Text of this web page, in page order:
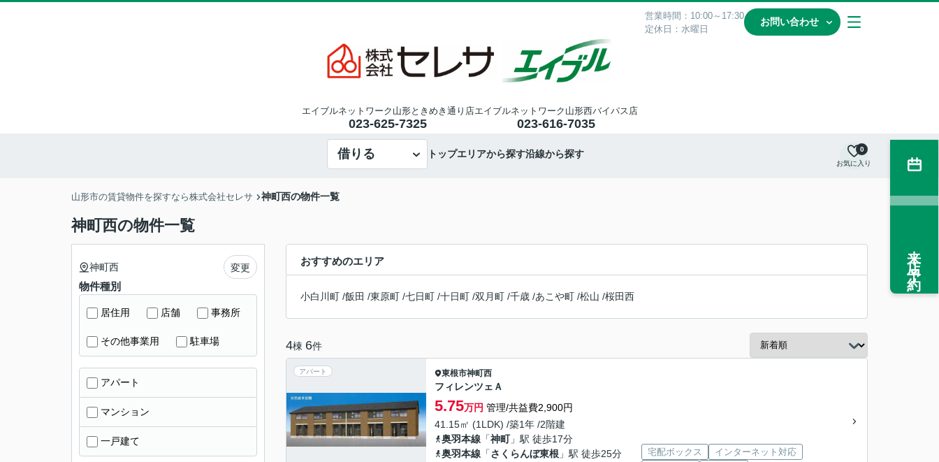
営業時間：10:00～17:30
定休日：水曜日
お問い合わせ
エイブルネットワーク山形ときめき通り店
023-625-7325
エイブルネットワーク山形西バイパス店
023-616-7035
借りる トップエリアから探す沿線から探す
お気に入り
0
山形市の賃貸物件を探すなら株式会社セレサ 神町西の物件一覧
神町西の物件一覧
おすすめのエリア
小白川町 /飯田 /東原町 /七日町 /十日町 /双月町 /千歳 /あこや町 /松山 /桜田西
4棟 6件
アパート 東根市神町西
フィレンツェＡ
5.75万円 管理/共益費2,900円
41.15㎡ (1LDK) /築1年 /2階建
奥羽本線 「神町」駅 徒歩17分
奥羽本線 「さくらんぼ東根 」駅 徒歩25分
宅配ボックス
インターネット対応
神町西 変更
物件種別
居住用 店舗 事務所
その他事業用 駐車場
アパート
マンション
一戸建て
来店予約